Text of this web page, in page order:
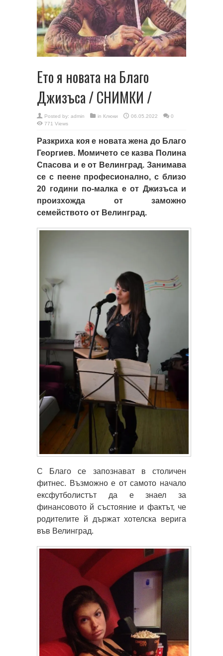
Ето я новата на Благо
Джизъса / СНИМКИ /
Posted by: admin in Клюки 06.05.2022
0
771 Views
Разкриха коя е новата жена до Благо
Георгиев. Момичето се казва Полина
Спасова и е от Велинград. Занимава
се с пеене професионално, с близо
20 години по-малка е от Джизъса и
произхожда от заможно
семейството от Велинград.
С Благо се запознават в столичен
фитнес. Възможно е от самото начало
ексфутболистът да е знаел за
финансовото й състояние и фактът, че
родителите й държат хотелска верига
във Велинград.